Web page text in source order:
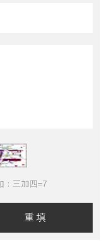
：三加四=7